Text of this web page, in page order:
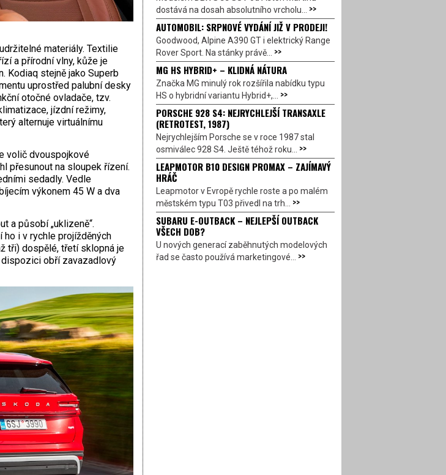
materiály. Textilie
a přírodní vlny, kůže je
Kodiaq stejně jako Superb
uprostřed palubní desky
otočné ovladače, tzv.
jízdní režimy,
alternuje virtuálnímu
volič dvouspojkové
přesunout na sloupek řízení.
sedadly. Vedle
výkonem 45 W a dva
a působí „uklizeně“.
i v rychle projížděných
tři) dospělé, třetí sklopná je
obří zavazadlový
dostává na dosah absolutního vrcholu... >>
AUTOMOBIL: SRPNOVÉ VYDÁNÍ JIŽ V PRODEJI!
Goodwood, Alpine A390 GT i elektrický Range
Rover Sport. Na stánky právě... >>
MG HS HYBRID+ – KLIDNÁ NÁTURA
Značka MG minulý rok rozšířila nabídku typu
HS o hybridní variantu Hybrid+,... >>
PORSCHE 928 S4: NEJRYCHLEJŠÍ TRANSAXLE
(RETROTEST, 1987)
Nejrychlejším Porsche se v roce 1987 stal
osmiválec 928 S4. Ještě téhož roku... >>
LEAPMOTOR B10 DESIGN PROMAX – ZAJÍMAVÝ
HRÁČ
Leapmotor v Evropě rychle roste a po malém
městském typu T03 přivedl na trh... >>
SUBARU E-OUTBACK – NEJLEPŠÍ OUTBACK
VŠECH DOB?
U nových generací zaběhnutých modelových
řad se často používá marketingové... >>